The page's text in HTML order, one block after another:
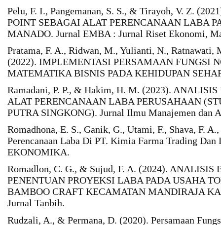
Pelu, F. I., Pangemanan, S. S., & Tirayoh, V. Z.
POINT SEBAGAI ALAT PERENCANAAN LABA
MANADO. Jurnal EMBA : Jurnal Riset Ekonomi,
Pratama, F. A., Ridwan, M., Yulianti, N., Ratnawati,
(2022). IMPLEMENTASI PERSAMAAN FUNGSI
MATEMATIKA BISNIS PADA KEHIDUPAN
Ramadani, P. P., & Hakim, H. M. (2023).
ALAT PERENCANAAN LABA PERUSAHAAN
PUTRA SINGKONG). Jurnal Ilmu Manajemen dan
Romadhona, E. S., Ganik, G., Utami, F., Shava, F.
Perencanaan Laba Di PT. Kimia Farma Trading
EKONOMIKA.
Romadlon, C. G., & Sujud, F. A. (2024).
PENENTUAN PROYEKSI LABA PADA USAHA
BAMBOO CRAFT KECAMATAN MANDIRAJA
Jurnal Tanbih.
Rudzali, A., & Permana, D. (2020). Persamaan